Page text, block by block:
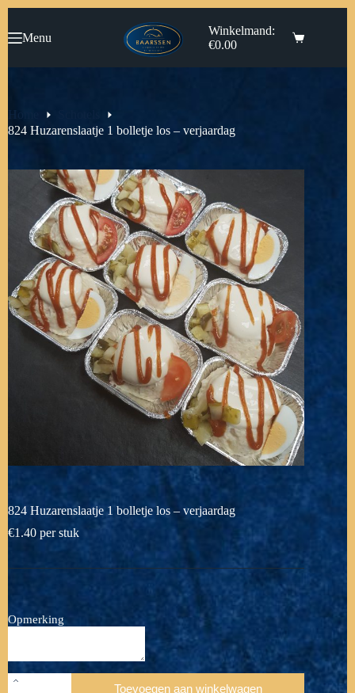
de Menu
Winkelmand:
€0.00
Home
824 Huzarenslaatje 1 bolletje los – verjaardag
824 Huzarenslaatje 1 bolletje los – verjaardag
€1.40 per stuk
Opmerking
824
Toevoegen aan winkelwagen